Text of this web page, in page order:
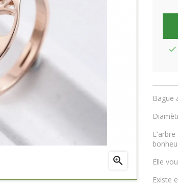

Bague
L'arbre
Elle
Existe